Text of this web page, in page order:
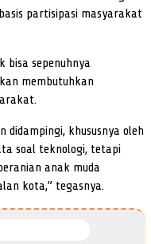
partisipasi masyarakat
bisa sepenuhnya
membutuhkan
didampingi, khususnya oleh
soal teknologi, tetapi
anak muda
kota,” tegasnya.